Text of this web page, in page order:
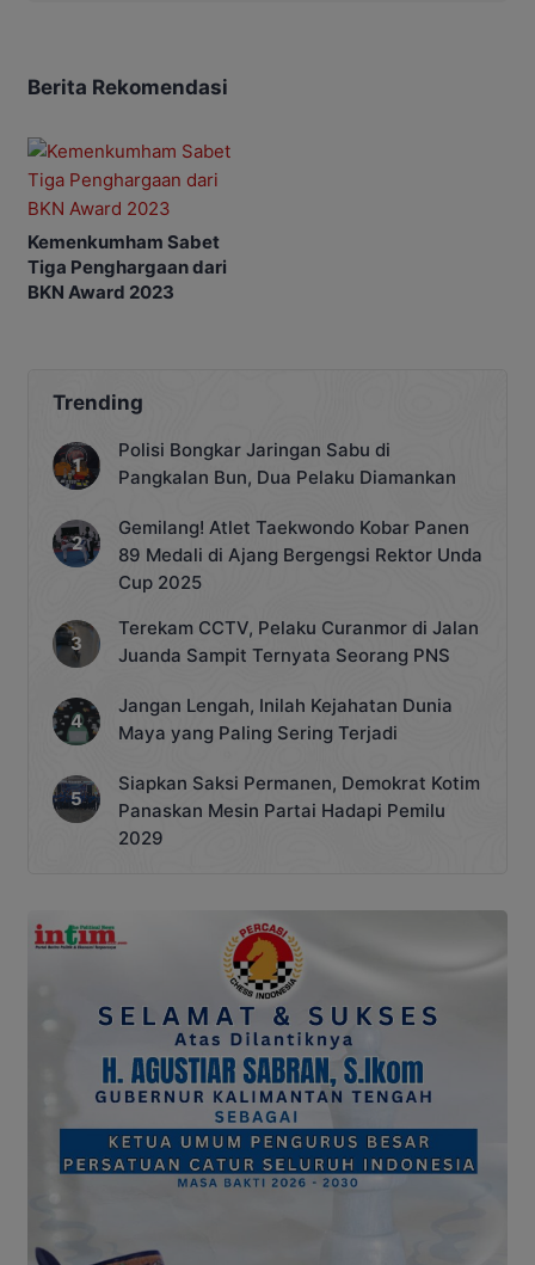
Berita Rekomendasi
Kemenkumham Sabet
Tiga Penghargaan dari
BKN Award 2023
Trending
Polisi Bongkar Jaringan Sabu di
Pangkalan Bun, Dua Pelaku Diamankan
Gemilang! Atlet Taekwondo Kobar Panen
89 Medali di Ajang Bergengsi Rektor Unda
Cup 2025
Terekam CCTV, Pelaku Curanmor di Jalan
Juanda Sampit Ternyata Seorang PNS
Jangan Lengah, Inilah Kejahatan Dunia
Maya yang Paling Sering Terjadi
Siapkan Saksi Permanen, Demokrat Kotim
Panaskan Mesin Partai Hadapi Pemilu
2029